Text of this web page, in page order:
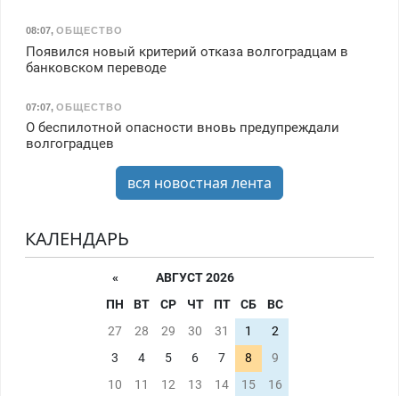
08:07, ОБЩЕСТВО
Появился новый критерий отказа волгоградцам в
банковском переводе
07:07, ОБЩЕСТВО
О беспилотной опасности вновь предупреждали
волгоградцев
вся новостная лента
КАЛЕНДАРЬ
«
АВГУСТ 2026
ПН
ВТ СР ЧТ ПТ СБ
ВС
27
28 29 30 31 1
2
3
4 5 6 7 8
9
10
11 12 13 14 15
16